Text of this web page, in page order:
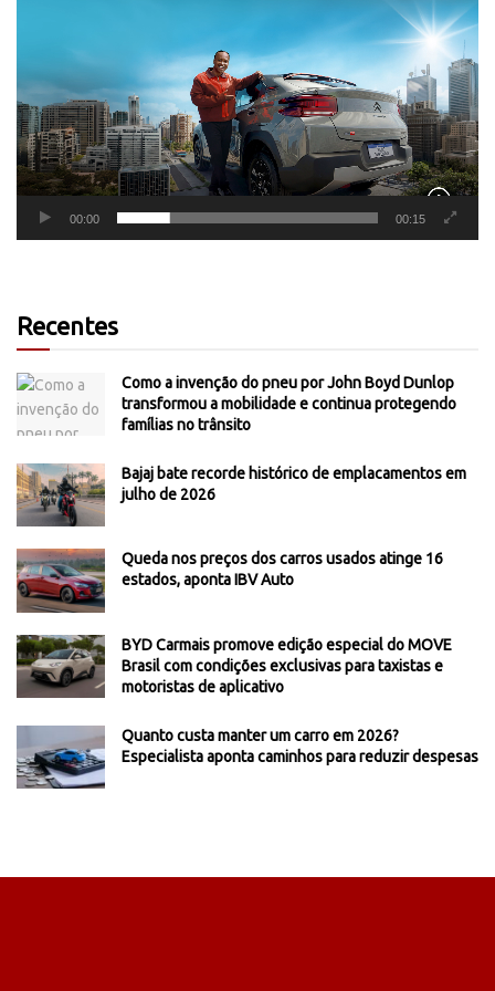
00:00 00:15
Recentes
Como a invenção do pneu por John Boyd Dunlop
transformou a mobilidade e continua protegendo
famílias no trânsito
Bajaj bate recorde histórico de emplacamentos em
julho de 2026
Queda nos preços dos carros usados atinge 16
estados, aponta IBV Auto
BYD Carmais promove edição especial do MOVE
Brasil com condições exclusivas para taxistas e
motoristas de aplicativo
Quanto custa manter um carro em 2026?
Especialista aponta caminhos para reduzir despesas